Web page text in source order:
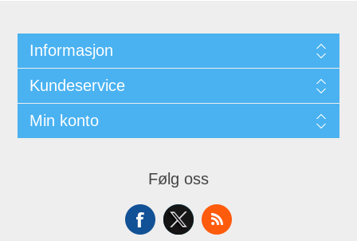
Informasjon
Kundeservice
Min konto
Følg oss